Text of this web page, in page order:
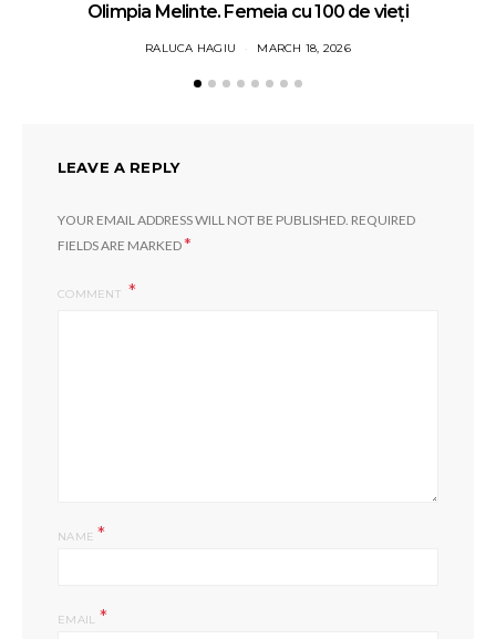
Olimpia Melinte. Femeia cu 100 de vieți
RALUCA HAGIU MARCH 18, 2026
LEAVE A REPLY
YOUR EMAIL ADDRESS WILL NOT BE PUBLISHED. REQUIRED
FIELDS ARE MARKED*
COMMENT
NAME*
EMAIL *